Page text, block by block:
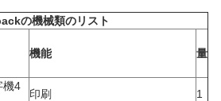
の機械類のリスト
機能 量
機4
印刷 1